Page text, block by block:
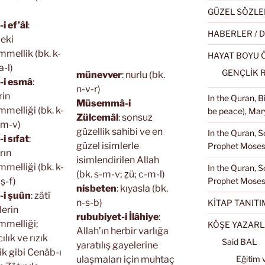
ef’âl:
(bk. k-
l)
i esmâ:
(bk. k-
v)
i sıfat:
(bk. k-
f)
i şuûn: zâtî
ve rızık
gibi Cenâb-ı
münevver: nurlu (bk.
n-v-r)
Müsemmâ-i
Zülcemâl: sonsuz
güzellik sahibi ve en
güzel isimlerle
isimlendirilen Allah
(bk. s-m-v; ẕü; c-m-l)
nisbeten: kıyasla (bk.
n-s-b)
rububiyet-i İlâhiye:
Allah’ın herbir varlığa
yaratılış gayelerine
ulaşmaları için muhtaç
GÜZEL
HABERLER /
HAYAT BOYU
GENÇLİK
In the Quran,
be peace),
In the Quran,
Prophet
In the Quran,
Prophet
KİTAP
KÖŞE
Said BAL
Eğitim